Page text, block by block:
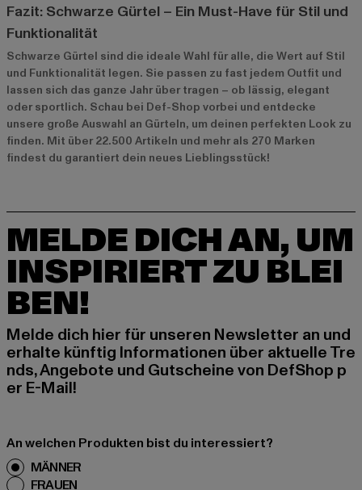
Fazit: Schwarze Gürtel – Ein Must-Have für Stil und
Funktionalität
Schwarze Gürtel sind die ideale Wahl für alle, die Wert auf Stil
und Funktionalität legen. Sie passen zu fast jedem Outfit und
lassen sich das ganze Jahr über tragen – ob lässig, elegant
oder sportlich. Schau bei Def-Shop vorbei und entdecke
unsere große Auswahl an Gürteln, um deinen perfekten Look zu
finden. Mit über 22.500 Artikeln und mehr als 270 Marken
findest du garantiert dein neues Lieblingsstück!
MELDE DICH AN, UM
INSPIRIERT ZU BLEI
BEN!
Melde dich hier für unseren Newsletter an und
erhalte künftig Informationen über aktuelle Tre
nds, Angebote und Gutscheine von DefShop p
er E-Mail!
An welchen Produkten bist du interessiert?
MÄNNER
FRAUEN